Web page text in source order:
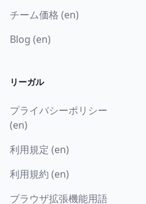
チーム価格 (en)
Blog (en)
リーガル
プライバシーポリシー
(en)
利用規定 (en)
利用規約 (en)
ブラウザ拡張機能用語